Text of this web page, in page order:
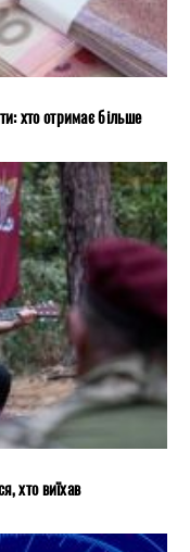
хто отримає більше
хто виїхав